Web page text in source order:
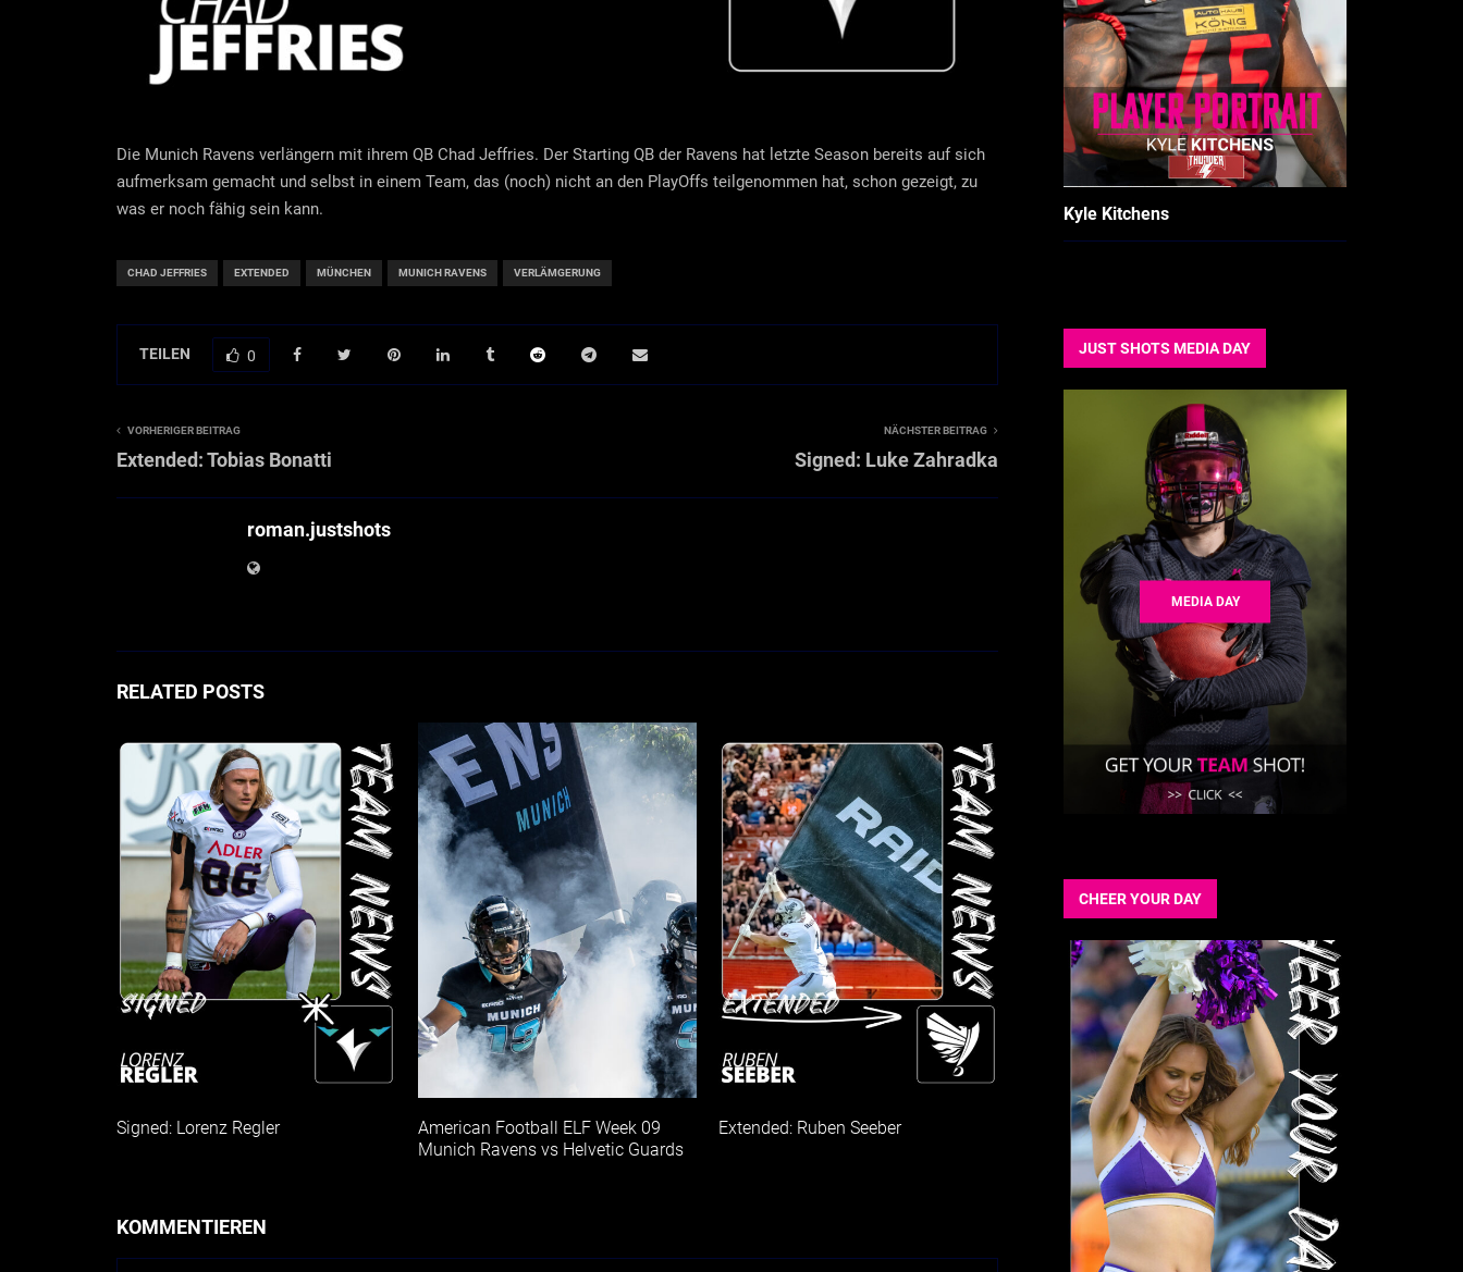
Die Munich Ravens verlängern mit ihrem QB Chad Jeffries. Der Starting QB der Ravens hat letzte Season bereits auf sich
aufmerksam gemacht und selbst in einem Team, das (noch) nicht an den PlayOffs teilgenommen hat, schon gezeigt, zu
was er noch fähig sein kann.
CHAD JEFFRIES EXTENDED MÜNCHEN MUNICH RAVENS VERLÄMGERUNG
TEILEN 0
VORHERIGER BEITRAG
Extended: Tobias Bonatti
NÄCHSTER BEITRAG
Signed: Luke Zahradka
roman.justshots
RELATED POSTS
Signed: Lorenz Regler
American Football ELF Week 09
Munich Ravens vs Helvetic Guards
Extended: Ruben Seeber
KOMMENTIEREN
Kyle Kitchens
JUST SHOTS MEDIA DAY
MEDIA DAY
CHEER YOUR DAY